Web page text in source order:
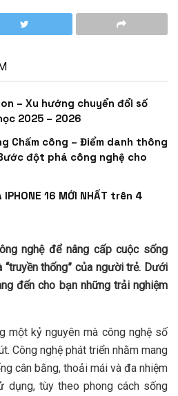
– Xu hướng chuyển đổi số
2025 – 2026
Chấm công – Điểm danh thông
đột phá công nghệ cho
16 MỚI NHẤT trên 4
nghệ để nâng cấp cuộc sống
thống” của người trẻ. Dưới
đến cho bạn những trải nghiệm
một kỷ nguyên mà công nghệ số
Công nghệ phát triển nhằm mang
cân bằng, thoải mái và đa nhiệm
dụng, tùy theo phong cách sống